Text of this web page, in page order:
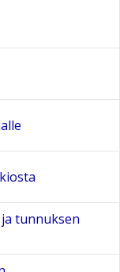
tunnuksen